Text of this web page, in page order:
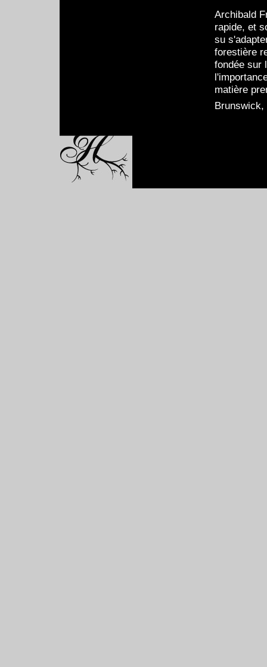
Archibald
rapide, et
su
forestière
fondée sur
matière
Brunswick,